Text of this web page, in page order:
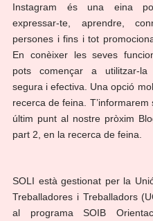
Instagram és una eina
expressar-te, aprendre,
persones i fins i tot
En conèixer les seves
pots començar a utilitzar-
segura i efectiva. Una opció
recerca de feina. T’informarem
últim punt al nostre pròxim
part 2, en la recerca de feina.
SOLI està gestionat per la
Treballadores i Treballadors
al programa SOIB